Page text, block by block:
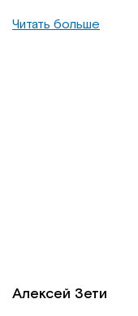
Читать больше
Алексей Зети